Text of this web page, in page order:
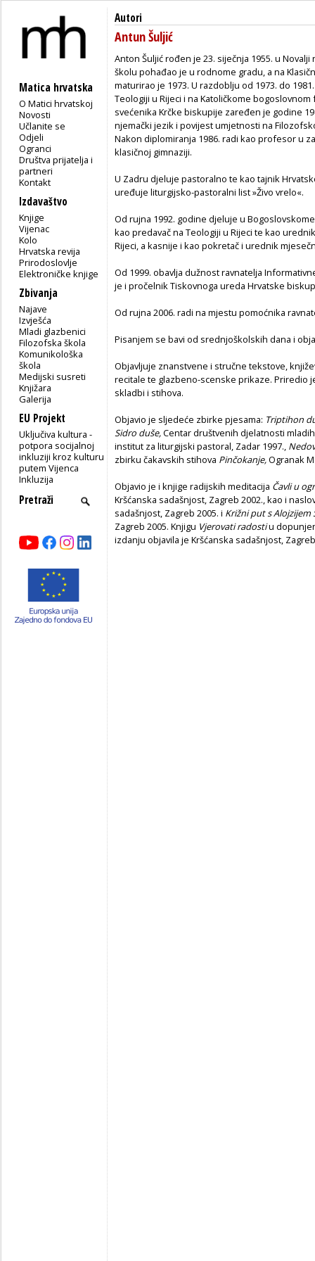
Matica hrvatska
O Matici hrvatskoj
Novosti
Učlanite se
Odjeli
Ogranci
Društva prijatelja i
partneri
Kontakt
Izdavaštvo
Knjige
Vijenac
Kolo
Hrvatska revija
Prirodoslovlje
Elektroničke knjige
Zbivanja
Najave
Izvješća
Mladi glazbenici
Filozofska škola
Komunikološka
škola
Medijski susreti
Knjižara
Galerija
EU Projekt
Uključiva kultura -
potpora socijalnoj
inkluziji kroz kulturu
putem Vijenca
Inkluzija
Autori
Antun Šuljić
Anton Šuljić rođen je 23. siječnja 1955. u
školu pohađao je u rodnome gradu, a na
maturirao je 1973. U razdoblju od 1973. do
Teologiji u Rijeci i na Katoličkome
svećenika Krčke biskupije zaređen je godine
njemački jezik i povijest umjetnosti na
Nakon diplomiranja 1986. radi kao profesor u
klasičnoj gimnaziji.
U Zadru djeluje pastoralno te kao tajnik
uređuje liturgijsko-pastoralni list »Živo vrelo«.
Od rujna 1992. godine djeluje u
kao predavač na Teologiji u Rijeci te kao
Rijeci, a kasnije i kao pokretač i urednik
Od 1999. obavlja dužnost ravnatelja
je i pročelnik Tiskovnoga ureda Hrvatske
Od rujna 2006. radi na mjestu pomoćnika
Pisanjem se bavi od srednjoškolskih dana i
Objavljuje znanstvene i stručne tekstove,
recitale te glazbeno-scenske prikaze. Priredio
skladbi i stihova.
Objavio je sljedeće zbirke pjesama: Triptihon
Sidro duše,Centar društvenih djelatnosti
institut za liturgijski pastoral, Zadar 1997.,
zbirku čakavskih stihova Pinčokanje,Ogranak
Objavio je i knjige radijskih meditacija Čavli u
Kršćanska sadašnjost, Zagreb 2002., kao i
sadašnjost, Zagreb 2005. i Križni put s
Zagreb 2005. Knjigu Vjerovati radostiu
izdanju objavila je Kršćanska sadašnjost,